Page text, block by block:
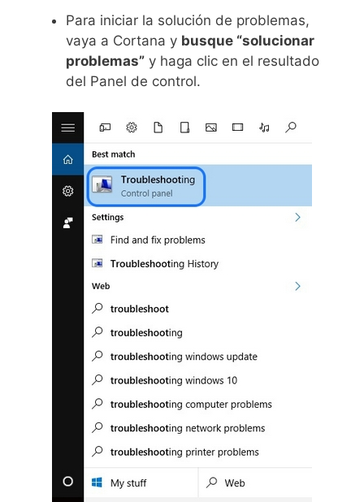
Para iniciar la solución de problemas,
vaya a Cortana y busque “solucionar
problemas” y haga clic en el resultado
del Panel de control.